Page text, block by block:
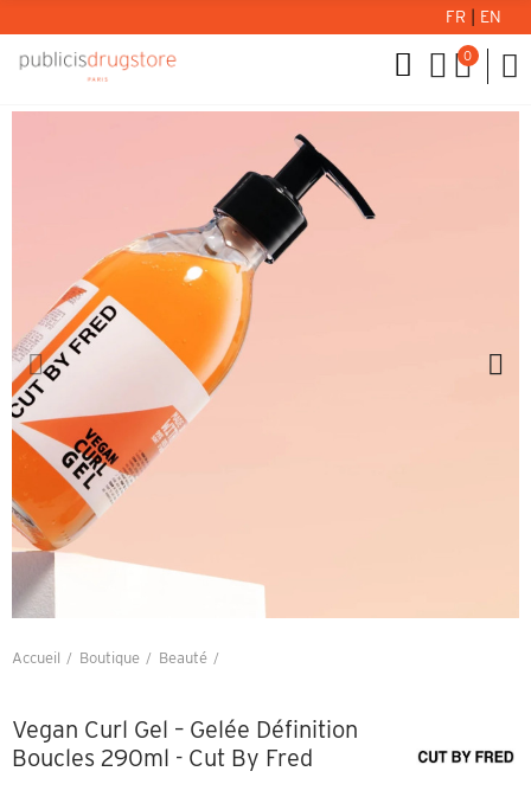
FR EN
0
Accueil Boutique
Beauté
Vegan Curl Gel – Gelée Définition
Boucles 290ml - Cut By Fred